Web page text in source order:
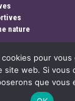
nature
légales &
pour vous
site web. Si vous
que vous